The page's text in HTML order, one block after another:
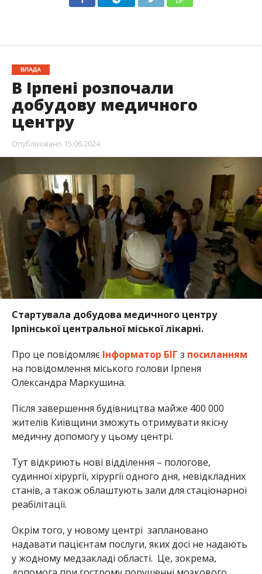
ВЛАДА
В Ірпені розпочали
добудову медичного
центру
Опубліковано 15.06.2024
Стартувала добудова медичного центру
Ірпінської центральної міської лікарні.
Про це повідомляє Інформатор БІГ з посиланням
на повідомлення міського голови Ірпеня
Олександра Маркушина.
Після завершення будівництва майже 400 000
жителів Київщини зможуть отримувати якісну
медичну допомогу у цьому центрі.
Тут відкриють нові відділення – пологове,
судинної хірургії, хірургії одного дня, невідкладних
станів, а також облаштують зали для стаціонарної
реабілітації.
Окрім того, у новому центрі заплановано
надавати пацієнтам послуги, яких досі не надають
у жодному медзакладі області. Це, зокрема,